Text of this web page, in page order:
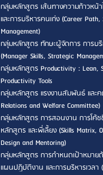
กลุ่มหลักสูตร เส้นทางความก้าวห
และการบริหารคนเก่ง (Career Path,
Management)
กลุ่มหลักสูตร ทักษะผู้จัดการ การบ
(Manager Skills, Strategic
กลุ่มหลักสูตร Productivity : Lean,
Productivity Tools
กลุ่มหลักสูตร แรงงานสัมพันธ์ และ
Relations and Welfare Committee)
กลุ่มหลักสูตร การสอนงาน การโค้
หลักสูตร และพี่เลี้ยง (Skills Matrix,
Design and Mentoring)
กลุ่มหลักสูตร การกำหนดเป้าหมาย
แผนปฏิบัติงาน และการบริหารเวลา